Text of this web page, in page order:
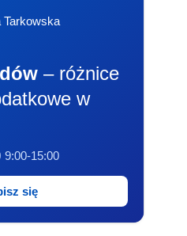
Tarkowska
– różnice
w
9:00-15:00
się